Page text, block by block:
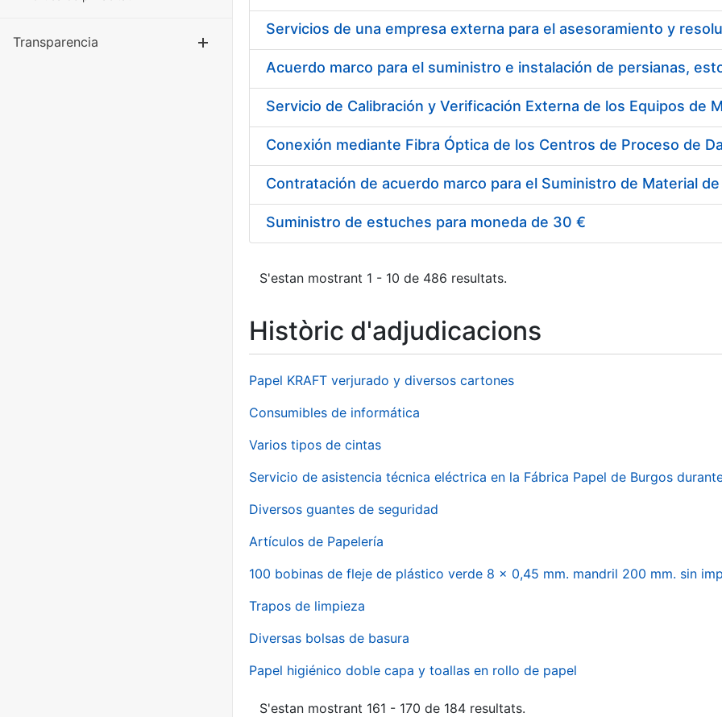
Transparencia
Acuerdo marco para el suministro e instalación de persianas,
Suministro de estuches para moneda de 30 €
S'estan mostrant 1 - 10 de 486 resultats.
Històric d'adjudicacions
Papel KRAFT verjurado y diversos cartones
Consumibles de informática
Varios tipos de cintas
Servicio de asistencia técnica eléctrica en la Fábrica Papel de Burgos
Diversos guantes de seguridad
Artículos de Papelería
100 bobinas de fleje de plástico verde 8 x 0,45 mm. mandril 200 mm. sin
Trapos de limpieza
Diversas bolsas de basura
Papel higiénico doble capa y toallas en rollo de papel
S'estan mostrant 161 - 170 de 184 resultats.